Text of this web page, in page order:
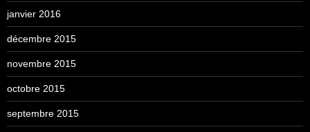
janvier 2016
décembre 2015
novembre 2015
octobre 2015
septembre 2015